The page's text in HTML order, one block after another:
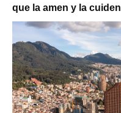
que la amen y la cuiden